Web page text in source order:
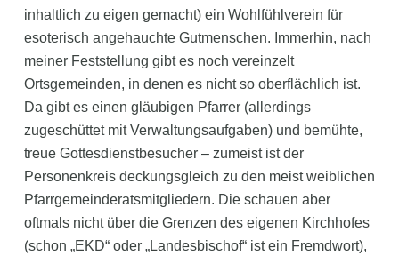
inhaltlich zu eigen gemacht) ein Wohlfühlverein für
esoterisch angehauchte Gutmenschen. Immerhin, nach
meiner Feststellung gibt es noch vereinzelt
Ortsgemeinden, in denen es nicht so oberflächlich ist.
Da gibt es einen gläubigen Pfarrer (allerdings
zugeschüttet mit Verwaltungsaufgaben) und bemühte,
treue Gottesdienstbesucher – zumeist ist der
Personenkreis deckungsgleich zu den meist weiblichen
Pfarrgemeinderatsmitgliedern. Die schauen aber
oftmals nicht über die Grenzen des eigenen Kirchhofes
(schon „EKD“ oder „Landesbischof“ ist ein Fremdwort),